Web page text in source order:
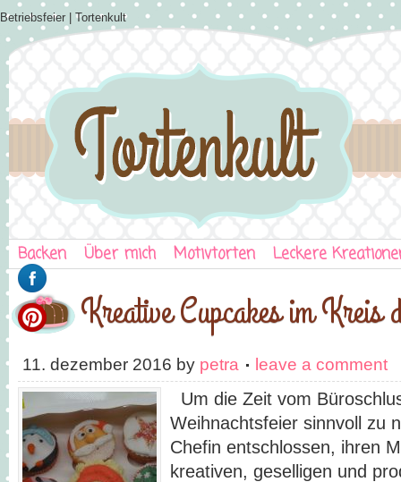
Betriebsfeier | Tortenkult
Backen Über mich Motivtorten Leckere
Kreative Cupcakes im Kreis
11. dezember 2016 by petra leave a comment
Um die Zeit vom
Weihnachtsfeier sinnvoll zu
Chefin entschlossen, ihren
kreativen, geselligen und